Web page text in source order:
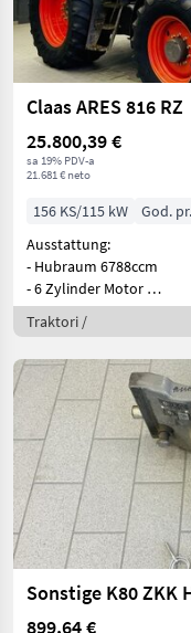
Claas ARES 816 RZ
25.800,39 €
sa 19% PDV-a
21.681 € neto
156 KS/115 kW God.
Ausstattung:
- Hubraum 6788ccm
- 6 Zylinder Motor
- Lastschaltgetr
Traktori /
Sonstige K80 ZKK
899,64 €